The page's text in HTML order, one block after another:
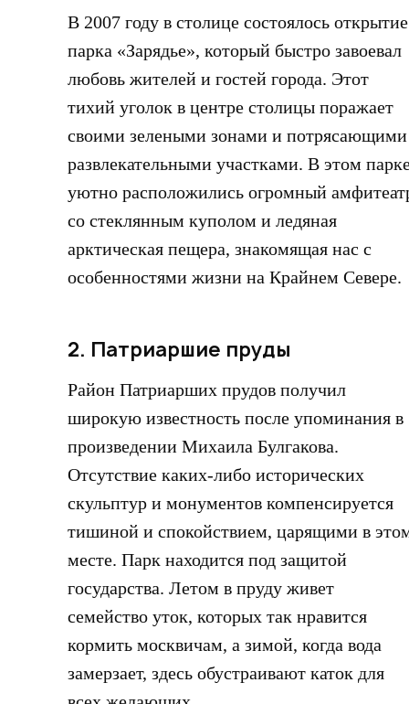
В 2007 году в столице состоялось открытие
парка «Зарядье», который быстро завоевал
любовь жителей и гостей города. Этот
тихий уголок в центре столицы поражает
своими зелеными зонами и потрясающими
развлекательными участками. В этом
уютно расположились огромный
со стеклянным куполом и ледяная
арктическая пещера, знакомящая нас с
особенностями жизни на Крайнем Севере.
2. Патриаршие пруды
Район Патриарших прудов получил
широкую известность после упоминания в
произведении Михаила Булгакова.
Отсутствие каких-либо исторических
скульптур и монументов компенсируется
тишиной и спокойствием, царящими в
месте. Парк находится под защитой
государства. Летом в пруду живет
семейство уток, которых так нравится
кормить москвичам, а зимой, когда вода
замерзает, здесь обустраивают каток для